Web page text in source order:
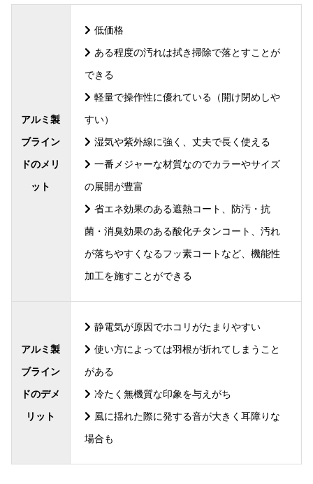
アルミ製
ブライン
ドのメリ
ット
低価格
ある程度の汚れは拭き掃除で落とすことが
できる
軽量で操作性に優れている（開け閉めしや
すい）
湿気や紫外線に強く、丈夫で長く使える
一番メジャーな材質なのでカラーやサイズ
の展開が豊富
省エネ効果のある遮熱コート、防汚・抗
菌・消臭効果のある酸化チタンコート、汚れ
が落ちやすくなるフッ素コートなど、機能性
加工を施すことができる
アルミ製
ブライン
ドのデメ
リット
静電気が原因でホコリがたまりやすい
使い方によっては羽根が折れてしまうこと
がある
冷たく無機質な印象を与えがち
風に揺れた際に発する音が大きく耳障りな
場合も